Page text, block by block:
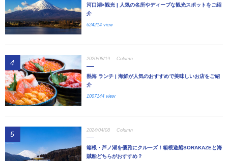
河口湖×観光 | 人気の名所やディープな観光スポットをご紹
介
624214 view
4 2020/08/19 Column
熱海 ランチ | 海鮮が人気のおすすめで美味しいお店をご紹
介
1007144 view
5 2024/04/08 Column
箱根・芦ノ湖を優雅にクルーズ！箱根遊船SORAKAZEと海
賊船どちらがおすすめ？